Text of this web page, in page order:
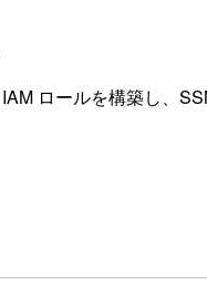
ロールを構築し、